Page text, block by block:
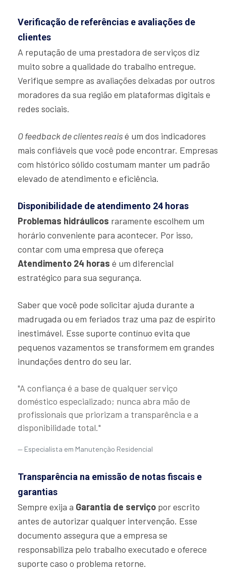
Verificação de referências e avaliações de
clientes
A reputação de uma prestadora de serviços diz
muito sobre a qualidade do trabalho entregue.
Verifique sempre as avaliações deixadas por outros
moradores da sua região em plataformas digitais e
redes sociais.
O feedback de clientes reaisé um dos indicadores
mais confiáveis que você pode encontrar. Empresas
com histórico sólido costumam manter um padrão
elevado de atendimento e eficiência.
Disponibilidade de atendimento 24 horas
Problemas hidráulicos raramente escolhem um
horário conveniente para acontecer. Por isso,
contar com uma empresa que ofereça
Atendimento 24 horas é um diferencial
estratégico para sua segurança.
Saber que você pode solicitar ajuda durante a
madrugada ou em feriados traz uma paz de espírito
inestimável. Esse suporte contínuo evita que
pequenos vazamentos se transformem em grandes
inundações dentro do seu lar.
"A confiança é a base de qualquer serviço
doméstico especializado; nunca abra mão de
profissionais que priorizam a transparência e a
disponibilidade total."
Especialista em Manutenção Residencial
Transparência na emissão de notas fiscais e
garantias
Sempre exija a Garantia de serviço por escrito
antes de autorizar qualquer intervenção. Esse
documento assegura que a empresa se
responsabiliza pelo trabalho executado e oferece
suporte caso o problema retorne.